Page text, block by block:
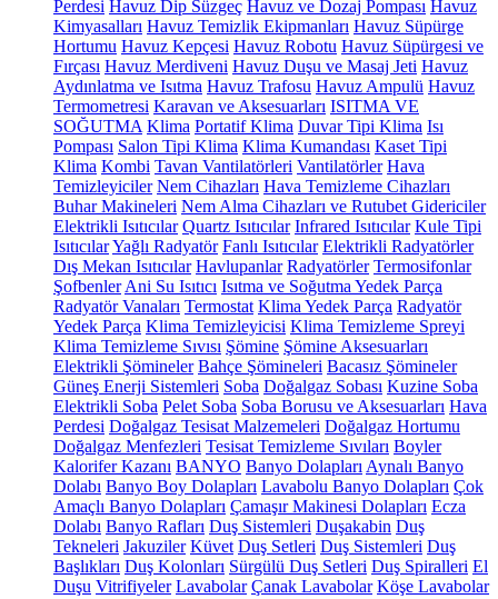
Perdesi Havuz Dip Süzgeç Havuz ve Dozaj Pompası Havuz
Kimyasalları Havuz Temizlik Ekipmanları Havuz Süpürge
Hortumu Havuz Kepçesi Havuz Robotu Havuz Süpürgesi ve
Fırçası Havuz Merdiveni Havuz Duşu ve Masaj Jeti Havuz
Aydınlatma ve Isıtma Havuz Trafosu Havuz Ampulü Havuz
Termometresi Karavan ve Aksesuarları ISITMA VE
SOĞUTMA Klima Portatif Klima Duvar Tipi Klima Isı
Pompası Salon Tipi Klima Klima Kumandası Kaset Tipi
Klima Kombi Tavan Vantilatörleri Vantilatörler Hava
Temizleyiciler Nem Cihazları Hava Temizleme Cihazları
Buhar Makineleri Nem Alma Cihazları ve Rutubet Gidericiler
Elektrikli Isıtıcılar Quartz Isıtıcılar Infrared Isıtıcılar Kule Tipi
IsıtıcılarYağlı Radyatör Fanlı Isıtıcılar Elektrikli Radyatörler
Dış Mekan Isıtıcılar Havlupanlar Radyatörler Termosifonlar
Şofbenler Ani Su Isıtıcı Isıtma ve Soğutma Yedek Parça
Radyatör Vanaları Termostat Klima Yedek Parça Radyatör
Yedek Parça Klima Temizleyicisi Klima Temizleme Spreyi
Klima Temizleme Sıvısı Şömine Şömine Aksesuarları
Elektrikli Şömineler Bahçe Şömineleri Bacasız Şömineler
Güneş Enerji Sistemleri Soba Doğalgaz Sobası Kuzine Soba
Elektrikli Soba Pelet Soba Soba Borusu ve Aksesuarları Hava
Perdesi Doğalgaz Tesisat Malzemeleri Doğalgaz Hortumu
Doğalgaz Menfezleri Tesisat Temizleme Sıvıları Boyler
Kalorifer Kazanı BANYO Banyo Dolapları Aynalı Banyo
Dolabı Banyo Boy Dolapları Lavabolu Banyo Dolapları Çok
Amaçlı Banyo Dolapları Çamaşır Makinesi Dolapları Ecza
Dolabı Banyo Rafları Duş Sistemleri Duşakabin Duş
Tekneleri Jakuziler Küvet Duş Setleri Duş Sistemleri Duş
Başlıkları Duş Kolonları Sürgülü Duş Setleri Duş Spiralleri El
Duşu Vitrifiyeler Lavabolar Çanak Lavabolar Köşe Lavabolar